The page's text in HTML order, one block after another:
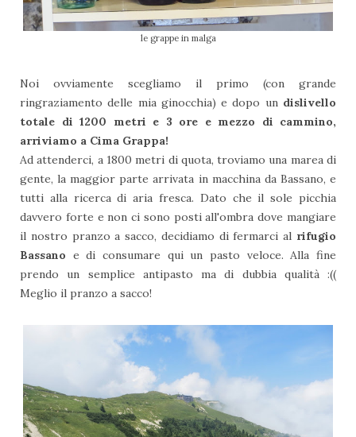
le grappe in malga
Noi ovviamente scegliamo il primo (con grande
ringraziamento delle mia ginocchia) e dopo un dislivello
totale di 1200 metri e 3 ore e mezzo di cammino,
arriviamo a Cima Grappa!
Ad attenderci, a 1800 metri di quota, troviamo una marea di
gente, la maggior parte arrivata in macchina da Bassano, e
tutti alla ricerca di aria fresca. Dato che il sole picchia
davvero forte e non ci sono posti all'ombra dove mangiare
il nostro pranzo a sacco, decidiamo di fermarci al rifugio
Bassano e di consumare qui un pasto veloce. Alla fine
prendo un semplice antipasto ma di dubbia qualità :((
Meglio il pranzo a sacco!